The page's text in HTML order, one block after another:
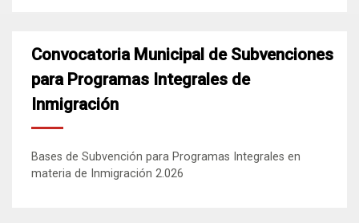
Convocatoria Municipal de Subvenciones
para Programas Integrales de
Inmigración
Bases de Subvención para Programas Integrales en
materia de Inmigración 2.026